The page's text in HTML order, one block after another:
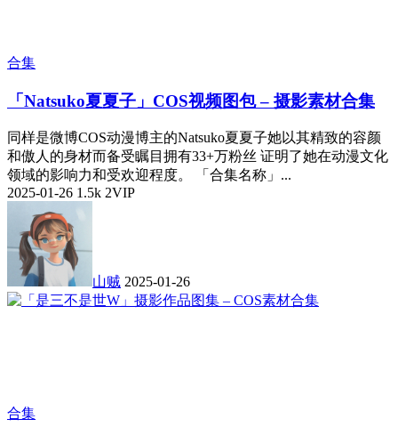
合集
「Natsuko夏夏子」COS视频图包 – 摄影素材合集
同样是微博COS动漫博主的Natsuko夏夏子她以其精致的容颜
和傲人的身材而备受瞩目拥有33+万粉丝 证明了她在动漫文化
领域的影响力和受欢迎程度。 「合集名称」...
2025-01-26 1.5k 2VIP
山贼 2025-01-26
合集